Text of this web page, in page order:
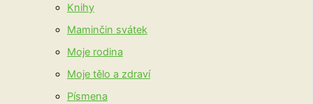
Knihy
Maminčin svátek
Moje rodina
Moje tělo a zdraví
Písmena